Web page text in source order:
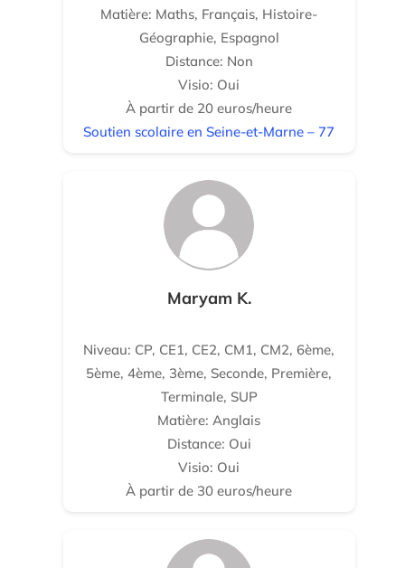
Matière: Maths, Français, Histoire-
Géographie, Espagnol
Distance: Non
Visio: Oui
À partir de 20 euros/heure
Soutien scolaire en Seine-et-Marne – 77
Maryam K.
Niveau: CP, CE1, CE2, CM1, CM2, 6ème,
5ème, 4ème, 3ème, Seconde, Première,
Terminale, SUP
Matière: Anglais
Distance: Oui
Visio: Oui
À partir de 30 euros/heure